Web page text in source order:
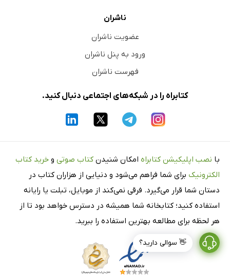
👋 سوالی دارید؟
ناشران
عضویت ناشران
ورود به پنل ناشران
فهرست ناشران
کتابراه را در شبکه‌های اجتماعی دنبال کنید.
با نصب اپلیکیشن کتابراه امکان شنیدن کتاب صوتی و خرید کتاب
الکترونیک برای شما فراهم می‌شود و دنیایی از هزاران کتاب در
دستان شما قرار می‌گیرد. فرقی نمی‌کند از موبایل، تبلت یا رایانه
استفاده کنید؛ کتابخانه شما همیشه در دسترس خواهد بود تا از
هر لحظه برای مطالعه بهترین استفاده را ببرید.